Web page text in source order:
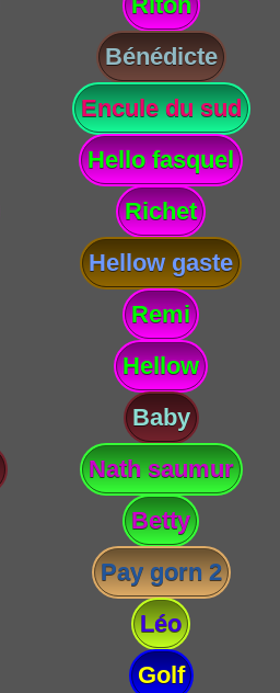
Bénédicte
Encule du sud
Hello fasquel
Richet
Hellow gaste
Remi
Hellow
Baby
Nath saumur
Betty
Pay gorn 2
Léo
Golf